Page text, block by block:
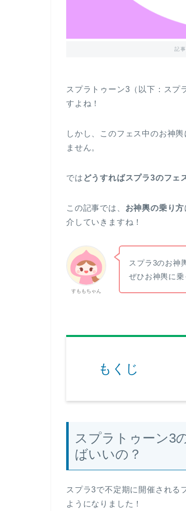
記
スプラトゥーン3（以下：スプ
すよね！
しかし、このフェス中のお神
ません。
では どうすればスプラ3のフェ
この記事では、 お神輿の乗り方
介していきますね！
すももちゃん
スプラ3のお神
ぜひお神輿に乗
もくじ
スプラトゥーン3
ばいいの？
スプラ3で不定期に開催される
ようになりました！